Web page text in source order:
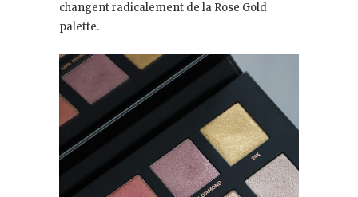
changent radicalement de la Rose Gold
palette.